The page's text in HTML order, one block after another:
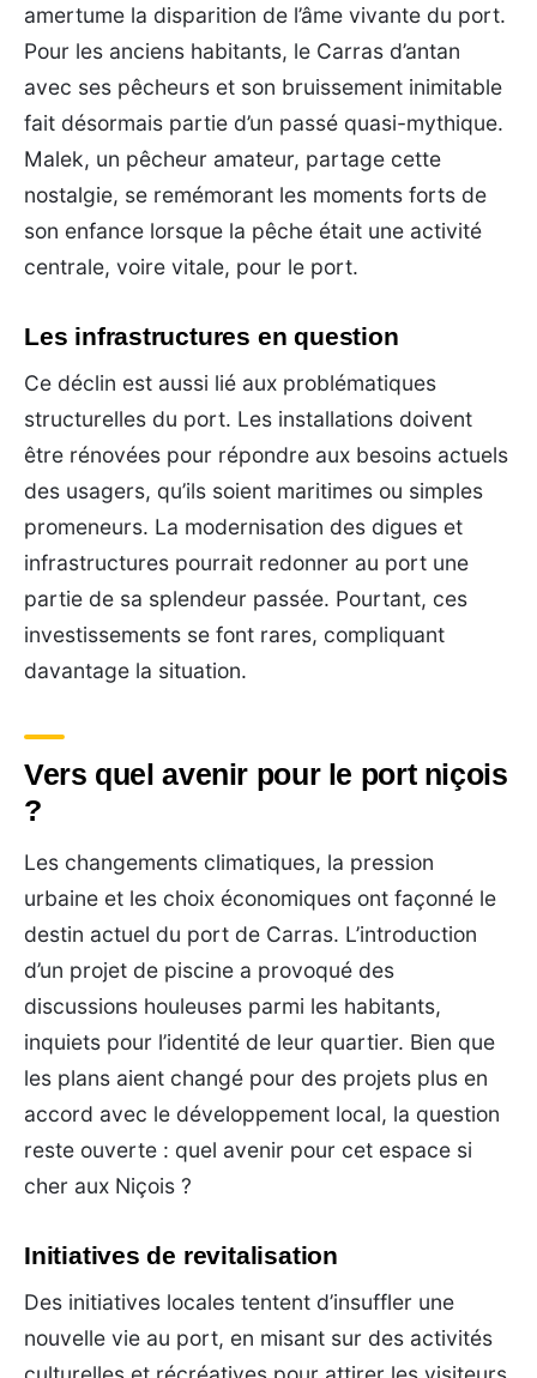
amertume la disparition de l’âme vivante du port.
Pour les anciens habitants, le Carras d’antan
avec ses pêcheurs et son bruissement inimitable
fait désormais partie d’un passé quasi-mythique.
Malek, un pêcheur amateur, partage cette
nostalgie, se remémorant les moments forts de
son enfance lorsque la pêche était une activité
centrale, voire vitale, pour le port.
Les infrastructures en question
Ce déclin est aussi lié aux problématiques
structurelles du port. Les installations doivent
être rénovées pour répondre aux besoins actuels
des usagers, qu’ils soient maritimes ou simples
promeneurs. La modernisation des digues et
infrastructures pourrait redonner au port une
partie de sa splendeur passée. Pourtant, ces
investissements se font rares, compliquant
davantage la situation.
Vers quel avenir pour le port niçois
?
Les changements climatiques, la pression
urbaine et les choix économiques ont façonné le
destin actuel du port de Carras. L’introduction
d’un projet de piscine a provoqué des
discussions houleuses parmi les habitants,
inquiets pour l’identité de leur quartier. Bien que
les plans aient changé pour des projets plus en
accord avec le développement local, la question
reste ouverte : quel avenir pour cet espace si
cher aux Niçois ?
Initiatives de revitalisation
Des initiatives locales tentent d’insuffler une
nouvelle vie au port, en misant sur des activités